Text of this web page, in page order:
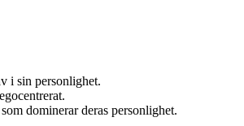
i sin personlighet.
dominerar deras personlighet.